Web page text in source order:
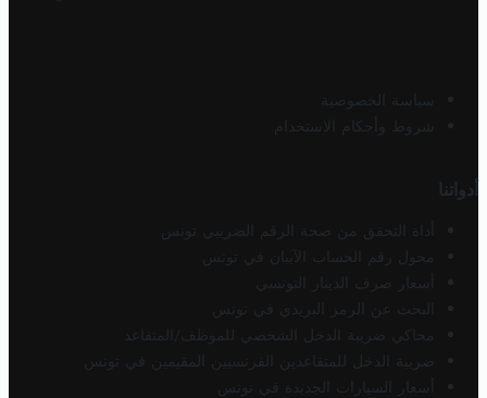
سياسة الخصوصية
شروط وأحكام الاستخدام
أدواتنا
أداة التحقق من صحة الرقم الضريبي تونس
محول رقم الحساب الآيبان في تونس
أسعار صرف الدينار التونسي
البحث عن الرمز البريدي في تونس
محاكي ضريبة الدخل الشخصي للموظف/المتقاعد
ضريبة الدخل للمتقاعدين الفرنسيين المقيمين في تونس
أسعار السيارات الجديدة في تونس